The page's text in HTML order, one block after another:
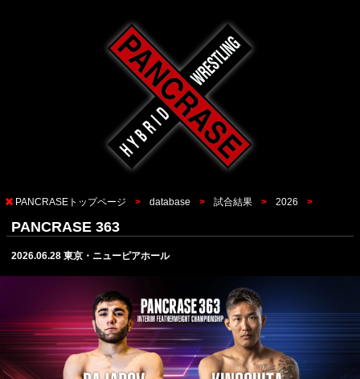
PANCRASEトップページ database 試合結果 2026
PANCRASE 363
2026.06.28 東京・ニューピアホール